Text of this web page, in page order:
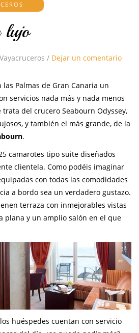
lujo
/ Dejar un comentario
Palmas de Gran Canaria un
servicios nada más y nada menos
del crucero Seabourn Odyssey,
y también el más grande, de la
.
camarotes tipo suite diseñados
clientela. Como podéis imaginar
con todas las comodidades
a bordo sea un verdadero gustazo.
terraza con inmejorables vistas
plana y un amplio salón en el que
huéspedes cuentan con servicio